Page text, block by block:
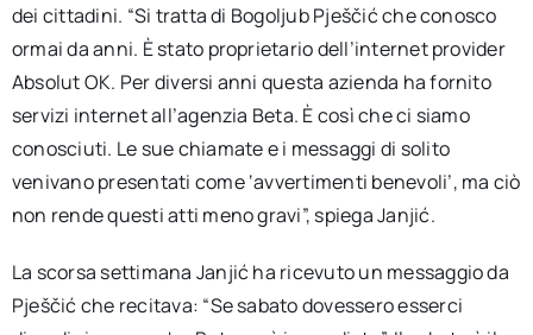
dei cittadini. “Si tratta di Bogoljub Pješčić che conosco
ormai da anni. È stato proprietario dell’internet provider
Absolut OK. Per diversi anni questa azienda ha fornito
servizi internet all’agenzia Beta. È così che ci siamo
conosciuti. Le sue chiamate e i messaggi di solito
venivano presentati come ‘avvertimenti benevoli’, ma ciò
non rende questi atti meno gravi”, spiega Janjić.
La scorsa settimana Janjić ha ricevuto un messaggio da
Pješčić che recitava: “Se sabato dovessero esserci